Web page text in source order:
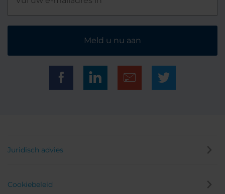
Meld u nu aan
Juridisch advies
Cookiebeleid